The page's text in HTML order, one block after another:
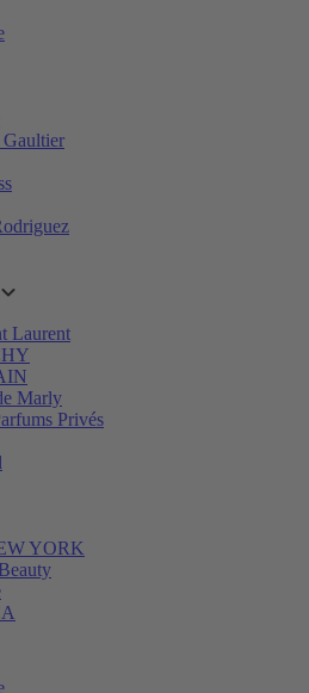
Gaultier
Laurent
Marly
Privés
YORK